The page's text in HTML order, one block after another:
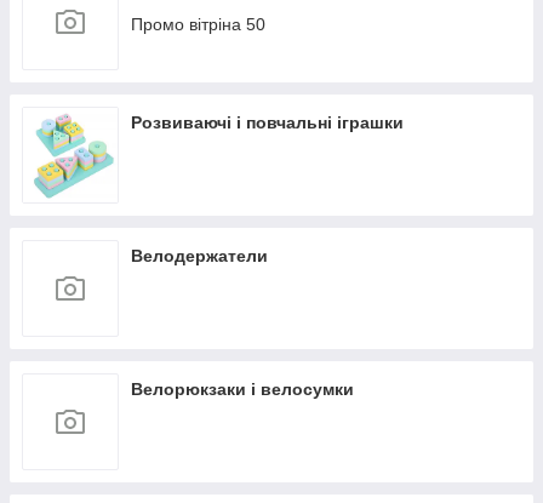
Промо вітріна 50
Розвиваючі і повчальні іграшки
Велодержатели
Велорюкзаки і велосумки